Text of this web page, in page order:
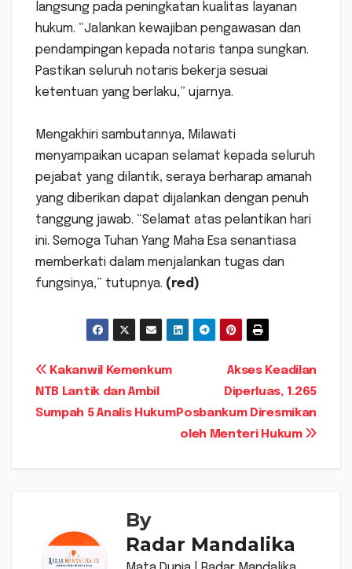
langsung pada peningkatan kualitas layanan
hukum. “Jalankan kewajiban pengawasan dan
pendampingan kepada notaris tanpa sungkan.
Pastikan seluruh notaris bekerja sesuai
ketentuan yang berlaku,” ujarnya.
‎Mengakhiri sambutannya, Milawati
menyampaikan ucapan selamat kepada seluruh
pejabat yang dilantik, seraya berharap amanah
yang diberikan dapat dijalankan dengan penuh
tanggung jawab. “Selamat atas pelantikan hari
ini. Semoga Tuhan Yang Maha Esa senantiasa
memberkati dalam menjalankan tugas dan
fungsinya,” tutupnya. (red)
Navigasi
pos
Akses Keadilan
Diperluas, 1.265
Posbankum Diresmikan
oleh Menteri Hukum
Kakanwil Kemenkum
NTB Lantik dan Ambil
Sumpah 5 Analis Hukum
By
Radar Mandalika